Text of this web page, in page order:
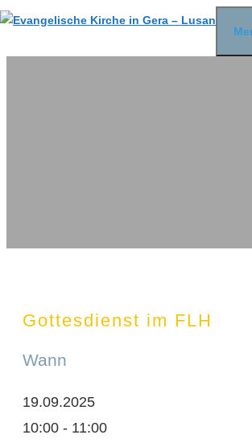
Zum
Gottesdienst im FLH
Wann
19.09.2025
10:00 - 11:00